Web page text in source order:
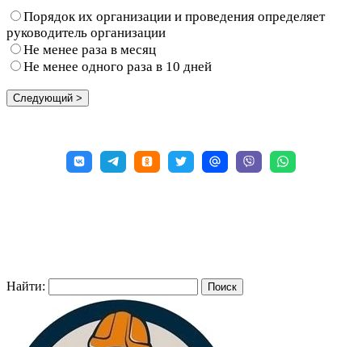
Порядок их организации и проведения определяет
руководитель организации
Не менее раза в месяц
Не менее одного раза в 10 дней
Найти: